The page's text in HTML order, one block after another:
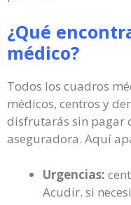
¿Qué
médico?
Todos los cuadros
médicos, centros y
disfrutarás sin pagar
aseguradora. Aquí
Urgencias:
Acudir. si